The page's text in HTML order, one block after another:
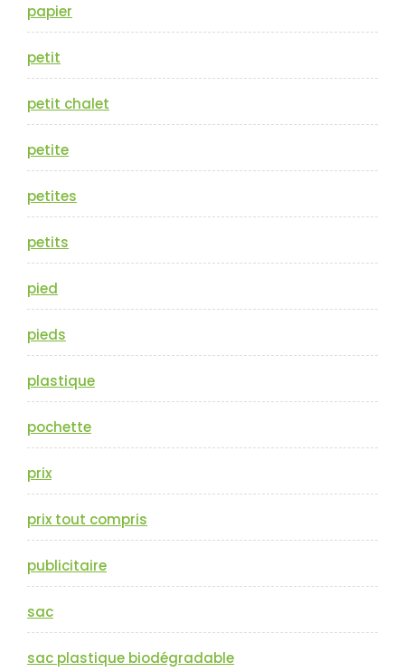
papier
petit
petit chalet
petite
petites
petits
pied
pieds
plastique
pochette
prix
prix tout compris
publicitaire
sac
sac plastique biodégradable